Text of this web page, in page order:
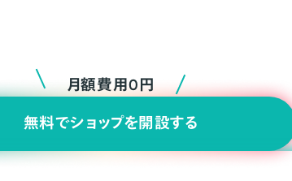
月額費用0円
無料でショップを開設する